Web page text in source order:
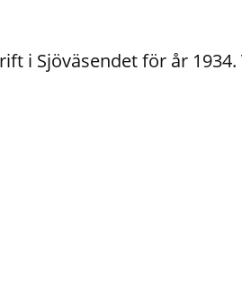
i Sjöväsendet för år